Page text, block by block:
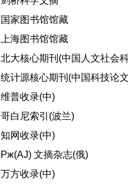
国家图书馆馆藏
上海图书馆馆藏
北大核心期刊(中国人文社会
统计源核心期刊(中国科技论
维普收录(中)
哥白尼索引(波兰)
知网收录(中)
Pж(AJ) 文摘杂志(俄)
万方收录(中)